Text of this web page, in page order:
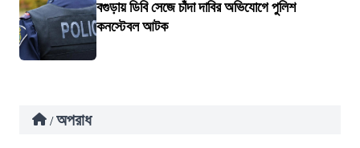
বগুড়ায় ডিবি সেজে চাঁদা দাবির অভিযোগে পুলিশ
কনস্টেবল আটক
/ অপরাধ